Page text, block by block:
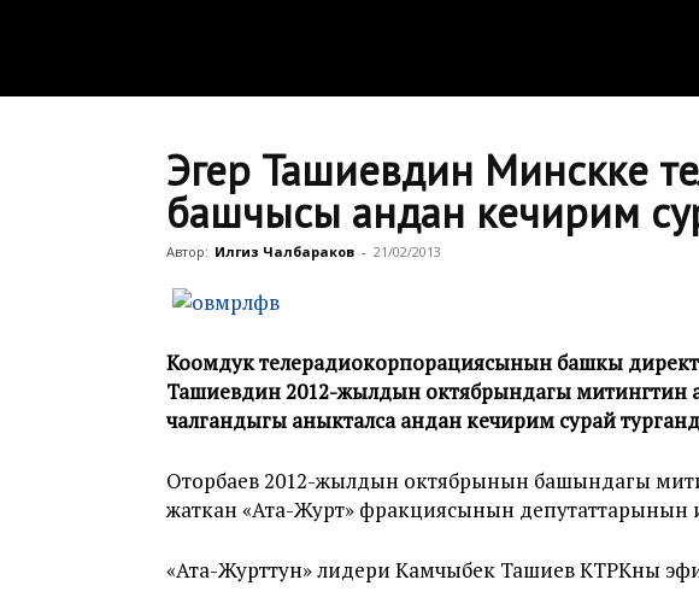
Эгер Ташиевдин Минскке
башчысы андан кечирим
Автор: Илгиз Чалбараков - 21/02/2013
Коомдук телерадиокорпорациясынын башкы
Ташиевдин 2012-жылдын октябрындагы митингтин
чалгандыгы аныкталса андан кечирим сурай
Оторбаев 2012-жылдын октябрынын башындагы
жаткан «Ата-Журт» фракциясынын депутаттарынын
«Ата-Журттун» лидери Камчыбек Ташиев КТРКны